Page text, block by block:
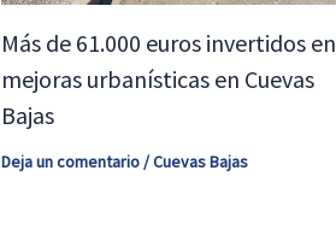
Más de 61.000 euros invertidos en
mejoras urbanísticas en Cuevas
Bajas
Deja un comentario/Cuevas Bajas